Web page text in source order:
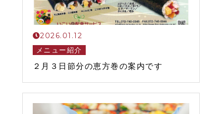
2026.01.12
メニュー紹介
２月３日節分の恵方巻の案内です